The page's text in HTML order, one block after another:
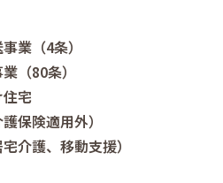
業（4条）
（80条）
宅
保険適用外）
介護、移動支援）